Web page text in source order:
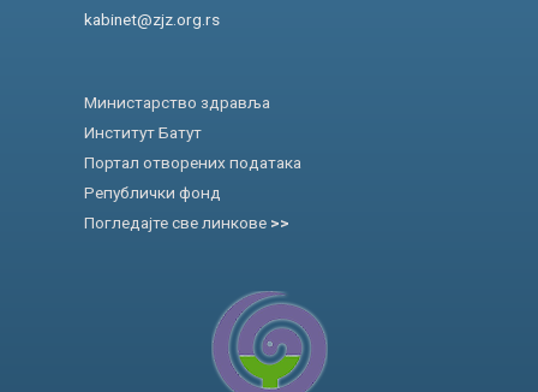
kabinet@zjz.org.rs
Министарство здравља
Институт Батут
Портал отворених података
Републички фонд
Погледајте све линкове >>